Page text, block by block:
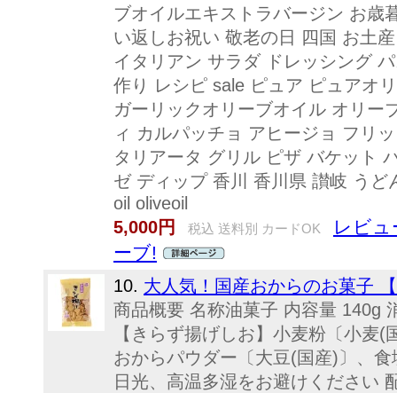
ブオイルエキストラバージン お歳
い返しお祝い 敬老の日 四国 お土
イタリアン サラダ ドレッシング
作り レシピ sale ピュア ピュアオ
ガーリックオリーブオイル オリー
ィ カルパッチョ アヒージョ フリ
タリアータ グリル ピザ バケット
ゼ ディップ 香川 香川県 讃岐 う
oil oliveoil
5,000円
税込 送料別 カードOK
レビュ
ーブ!
10. 大人気！国産おからのお菓子
商品概要 名称油菓子 内容量 140g
【きらず揚げしお】小麦粉〔小麦
おからパウダー〔大豆(国産)〕、
日光、高温多湿をお避けください